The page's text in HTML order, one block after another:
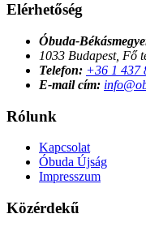
Elérhetőség
Óbuda-
1033 Budapest, Fő
Telefon: +36 1 437
E-mail cím:
Rólunk
Kapcsolat
Óbuda Újság
Impresszum
Közérdekű